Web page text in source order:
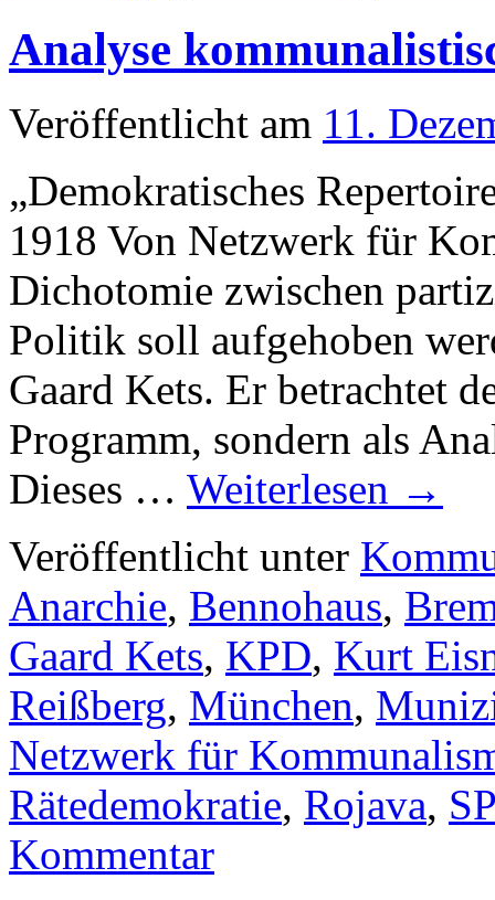
Analyse
Veröffentlicht am 11.
„Demokratisches
1918 Von Netzwerk für
Dichotomie zwischen
Politik soll aufgehoben
Gaard Kets. Er betrachtet
Programm, sondern als
Dieses … Weiterlesen →
Veröffentlicht unter
Anarchie, Bennohaus,
Gaard Kets, KPD, Kurt
Reißberg, München,
Netzwerk für
Rätedemokratie, Rojava,
Kommentar